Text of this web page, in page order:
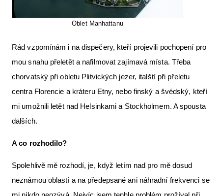
Oblet Manhattanu
Rád vzpomínám i na dispečery, kteří projevili pochopení pro
mou snahu přeletět a nafilmovat zajímavá místa. Třeba
chorvatský při obletu Plitvických jezer, italští při přeletu
centra Florencie a kráteru Etny, nebo finský a švédský, kteří
mi umožnili letět nad Helsinkami a Stockholmem. A spousta
dalších.
A co rozhodilo?
Spolehlivě mě rozhodí, je, když letím nad pro mě dosud
neznámou oblastí a na předepsané ani náhradní frekvenci se